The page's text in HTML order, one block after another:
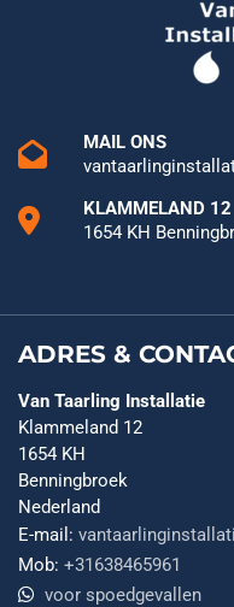
MAIL ONS
KLAMMELAND 12
1654 KH
ADRES &
Van Taarling Installatie
Klammeland 12
1654 KH
Benningbroek
Nederland
E-mail:
Mob: +31638465961
voor spoedgevallen